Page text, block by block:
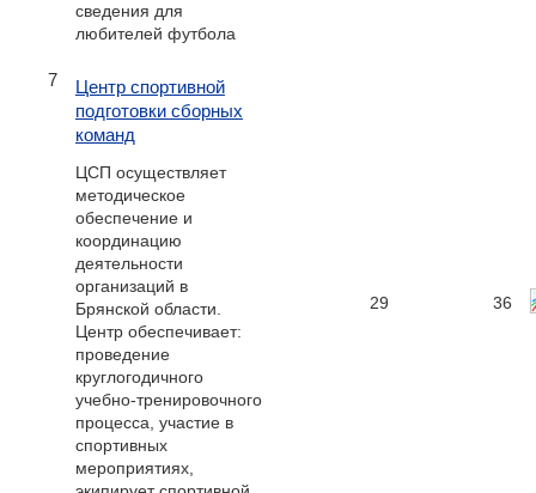
сведения для
любителей футбола
7
Центр спортивной
подготовки сборных
команд
ЦСП осуществляет
методическое
обеспечение и
координацию
деятельности
организаций в
Брянской области.
Центр обеспечивает:
проведение
круглогодичного
учебно-тренировочного
процесса, участие в
спортивных
мероприятиях,
29 36